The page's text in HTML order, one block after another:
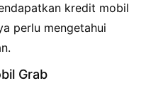
kredit mobil
perlu mengetahui
Grab